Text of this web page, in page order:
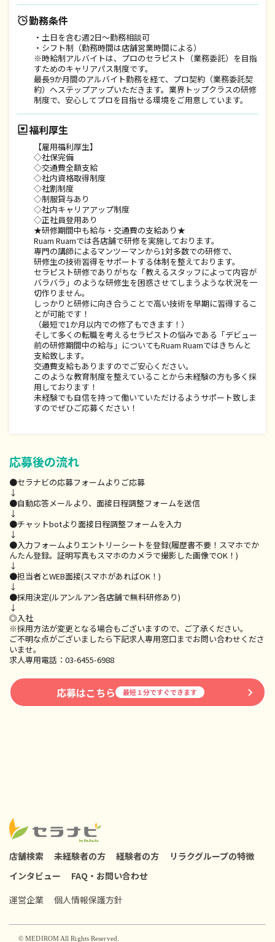
時給1300円×20日×7時間＝月収18.2万円
月間売上60万円かつ社内目標の生産性達成の場合：18.2万円
＋インセンティブ2.1万円＝総支給20.3万円
・Bさん (30代前半、既婚、子供あり、扶養範囲内での希望)の
場合
月間12日勤務（週3日出勤）× 1日4.5時間勤務（10:00～
14:30）
時給1226円×12日×4.5時間＝月収6.6万円
月間売上40万円かつ社内目標の生産性達成の場合：6.6万円
＋インセンティブ0.9万円＝総支給7.5万円
勤務条件
・土日を含む週2日～勤務相談可
・シフト制（勤務時間は店舗営業時間による）
※時給制アルバイトは、プロのセラピスト（業務委託）を目指
すためのキャリアパス制度です。
最長9か月間のアルバイト勤務を経て、プロ契約（業務委託契
約）へステップアップいただきます。業界トップクラスの研修
制度で、安心してプロを目指せる環境をご用意しています。
福利厚生
【雇用福利厚生】
◇社保完備
◇交通費全額支給
◇社内資格取得制度
◇社割制度
◇制服貸与あり
◇社内キャリアアップ制度
◇正社員登用あり
★研修期間中も給与・交通費の支給あり★
Ruam Ruamでは各店舗で研修を実施しております。
専門の講師によるマンツーマンから1対多数での研修で、
研修生の技術習得をサポートする体制を整えております。
セラピスト研修でありがちな「教えるスタッフによって内容が
バラバラ」のような研修生を困惑させてしまうような状況を一
切作りません。
しっかりと研修に向き合うことで高い技術を早期に習得するこ
とが可能です！
（最短で1か月以内での修了もできます！）
そして多くの転職を考えるセラピストの悩みである「デビュー
前の研修期間中の給与」についてもRuam Ruamではきちんと
支給致します。
交通費支給もありますのでご安心ください。
このような教育制度を整えていることから未経験の方も多く採
用しております！
未経験でも自信を持って働いていただけるようサポート致しま
すのでぜひご応募ください！
応募後の流れ
●セラナビの応募フォームよりご応募
↓
●自動応答メールより、面接日程調整フォームを送信
↓
●チャットbotより面接日程調整フォームを入力
↓
●入力フォームよりエントリーシートを登録(履歴書不要！スマホでか
んたん登録。証明写真もスマホのカメラで撮影した画像でOK！)
↓
●担当者とWEB面接(スマホがあればOK！)
↓
●採用決定(ルアンルアン各店舗で無料研修あり)
↓
◎入社
※採用方法が変更となる場合もございますので、ご了承ください。
ご不明な点がございましたら下記求人専用窓口までお問い合わせくださ
いませ。
求人専用電話：03-6455-6988
応募はこちら 最短１分ですぐできます
店舗検索 未経験者の方 経験者の方
リラクグループの特徴
インタビュー
FAQ・お問い合わせ
運営企業
個人情報保護方針
© MEDIROM All Rights Reserved.